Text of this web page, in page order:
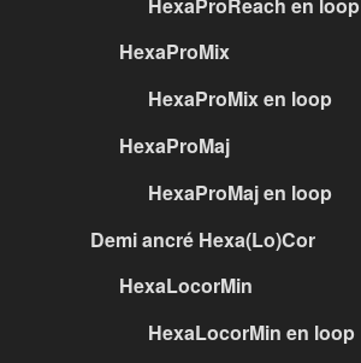
HexaProMix
HexaProMix en loop
HexaProMaj
HexaProMaj en loop
Demi ancré Hexa(Lo)Cor
HexaLocorMin
HexaLocorMin en loop